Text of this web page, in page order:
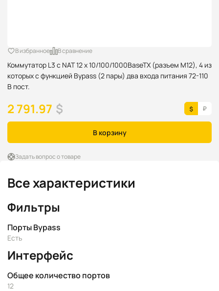
Коммутатор L3 c NAT 12 x 10/100/1000BaseTX (разъем M12), 4 из
которых с функцией Bypass (2 пары) два входа питания 72-110
В пост.
В избранное В сравнение
2 791.97 $
В корзину
Задать вопрос о товаре
Все характеристики
Фильтры
Порты Bypass
Есть
Интерфейс
Общее количество портов
12